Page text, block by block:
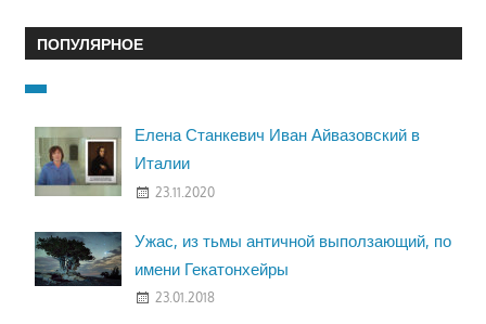
ПОПУЛЯРНОЕ
Елена Станкевич Иван Айвазовский в
Италии
23.11.2020
Ужас, из тьмы античной выползающий, по
имени Гекатонхейры
23.01.2018